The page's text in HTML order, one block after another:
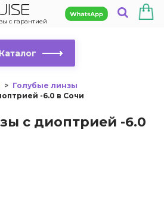
с гарантией
Каталог
Голубые линзы
-6.0 в Сочи
с диоптрией -6.0